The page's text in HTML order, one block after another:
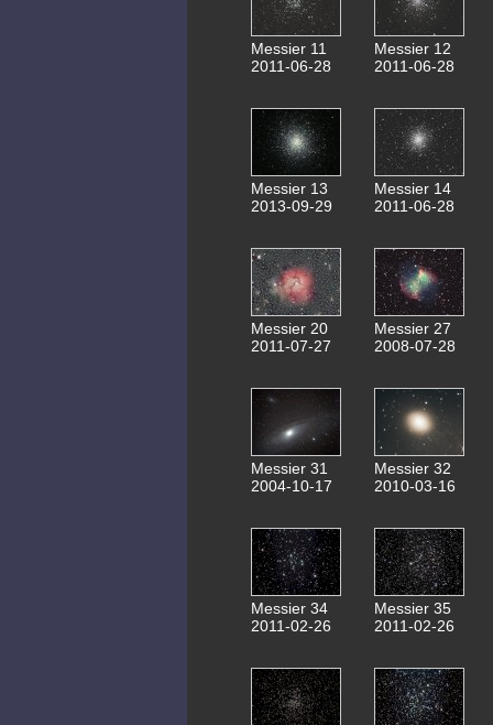
Messier 11
2011-06-28
Messier 12
2011-06-28
Messier 13
2013-09-29
Messier 14
2011-06-28
Messier 20
2011-07-27
Messier 27
2008-07-28
Messier 31
2004-10-17
Messier 32
2010-03-16
Messier 34
2011-02-26
Messier 35
2011-02-26